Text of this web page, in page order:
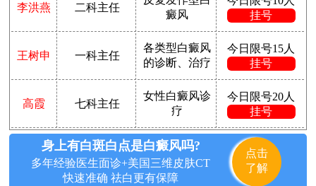
李洪燕 二科主任
癜风
挂号
王树申 一科主任
各类型白癜风
的诊断、治疗
今日限号15人
挂号
高霞 七科主任
女性白癜风诊
疗
今日限号20人
挂号
身上有白斑白点是白癜风吗?
多年经验医生面诊+美国三维皮肤CT
快速准确 祛白更有保障
点击
了解